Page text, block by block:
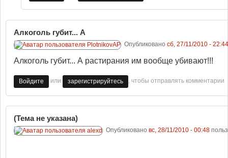
Алкоголь губит... А
Опубликовано сб, 27/11/2010 - 22:44
Алкоголь губит... А растирания им вообще убивают!!!
Войдите или зарегистрируйтесь , чтобы отправлять комментарии
(Тема не указана)
Опубликовано вс, 28/11/2010 - 00:48